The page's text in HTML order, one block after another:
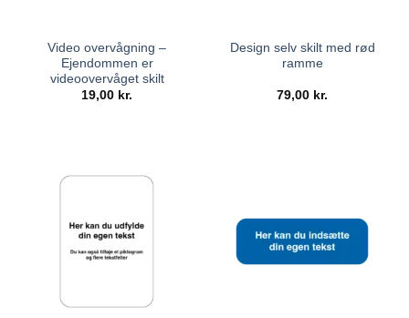
Video overvågning –
Ejendommen er
videoovervåget skilt
19,00 kr.
Design selv skilt med rød
ramme
79,00 kr.